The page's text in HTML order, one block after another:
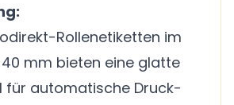
Rollenetiketten im
mm bieten eine glatte
für automatische Druck-